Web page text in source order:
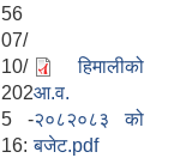
56
07/
10/
202
5 -
16:
हिमालीको
आ.व.
२०८२०८३ को
बजेट.pdf